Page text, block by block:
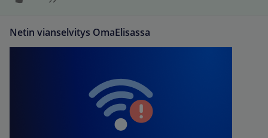
Netin vianselvitys OmaElisassa